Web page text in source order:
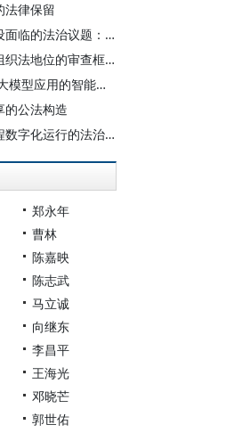
法律保留
蒋红珍：数字政府建设面临的法治议题：以判例为观察视角
白云锋：数字体行政组织法地位的审查框架
张会平 马明振：政务大模型应用的智能鸿沟与风险应对
的公法构造
王正鑫：政府监管流程数字化运行的法治建构
郑永年
曹林
陈嘉映
陈志武
马立诚
向继东
李昌平
王海光
邓晓芒
郭世佑